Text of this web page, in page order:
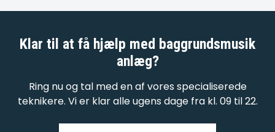
Klar til at få hjælp med baggrundsmusik
anlæg?
Ring nu og tal med en af vores specialiserede
teknikere. Vi er klar alle ugens dage fra kl. 09 til 22.